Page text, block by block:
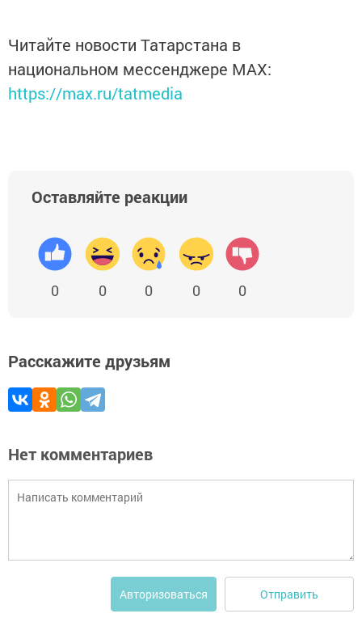
Читайте новости Татарстана в
национальном мессенджере MАХ:
https://max.ru/tatmedia
Оставляйте реакции
0 0 0 0 0
Расскажите друзьям
Нет комментариев
Авторизоваться Отправить